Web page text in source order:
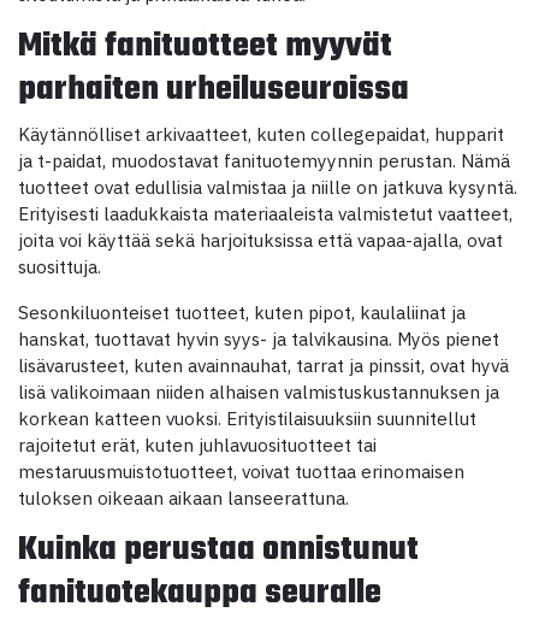
Mitkä fanituotteet myyvät
parhaiten urheiluseuroissa
Käytännölliset arkivaatteet, kuten collegepaidat, hupparit
ja t-paidat, muodostavat fanituotemyynnin perustan. Nämä
tuotteet ovat edullisia valmistaa ja niille on jatkuva kysyntä.
Erityisesti laadukkaista materiaaleista valmistetut vaatteet,
joita voi käyttää sekä harjoituksissa että vapaa-ajalla, ovat
suosittuja.
Sesonkiluonteiset tuotteet, kuten pipot, kaulaliinat ja
hanskat, tuottavat hyvin syys- ja talvikausina. Myös pienet
lisävarusteet, kuten avainnauhat, tarrat ja pinssit, ovat hyvä
lisä valikoimaan niiden alhaisen valmistuskustannuksen ja
korkean katteen vuoksi. Erityistilaisuuksiin suunnitellut
rajoitetut erät, kuten juhlavuosituotteet tai
mestaruusmuistotuotteet, voivat tuottaa erinomaisen
tuloksen oikeaan aikaan lanseerattuna.
Kuinka perustaa onnistunut
fanituotekauppa seuralle